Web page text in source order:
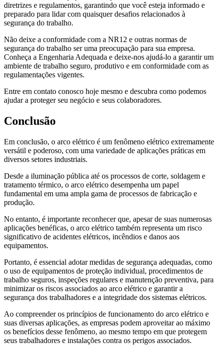
diretrizes e regulamentos, garantindo que você esteja informado e
preparado para lidar com quaisquer desafios relacionados à
segurança do trabalho.
Não deixe a conformidade com a NR12 e outras normas de
segurança do trabalho ser uma preocupação para sua empresa.
Conheça a Engenharia Adequada e deixe-nos ajudá-lo a garantir um
ambiente de trabalho seguro, produtivo e em conformidade com as
regulamentações vigentes.
Entre em contato conosco hoje mesmo e descubra como podemos
ajudar a proteger seu negócio e seus colaboradores.
Conclusão
Em conclusão, o arco elétrico é um fenômeno elétrico extremamente
versátil e poderoso, com uma variedade de aplicações práticas em
diversos setores industriais.
Desde a iluminação pública até os processos de corte, soldagem e
tratamento térmico, o arco elétrico desempenha um papel
fundamental em uma ampla gama de processos de fabricação e
produção.
No entanto, é importante reconhecer que, apesar de suas numerosas
aplicações benéficas, o arco elétrico também representa um risco
significativo de acidentes elétricos, incêndios e danos aos
equipamentos.
Portanto, é essencial adotar medidas de segurança adequadas, como
o uso de equipamentos de proteção individual, procedimentos de
trabalho seguros, inspeções regulares e manutenção preventiva, para
minimizar os riscos associados ao arco elétrico e garantir a
segurança dos trabalhadores e a integridade dos sistemas elétricos.
Ao compreender os princípios de funcionamento do arco elétrico e
suas diversas aplicações, as empresas podem aproveitar ao máximo
os benefícios desse fenômeno, ao mesmo tempo em que protegem
seus trabalhadores e instalações contra os perigos associados.